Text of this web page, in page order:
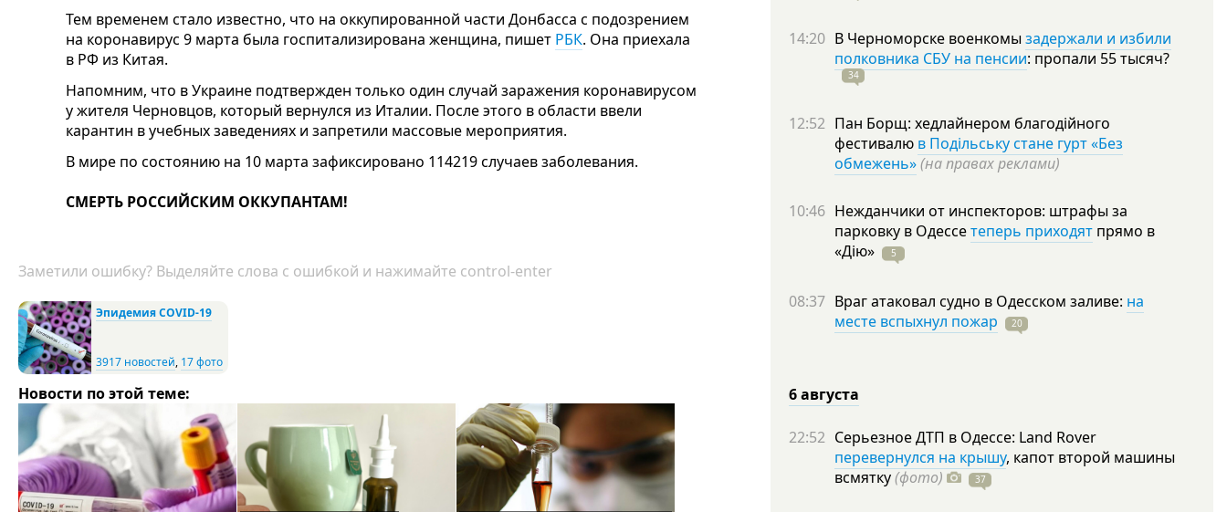
Тем временем стало известно, что на оккупированной части Донбасса с подозрением
на коронавирус 9 марта была госпитализирована женщина, пишет РБК. Она приехала
в РФ из Китая.
Напомним, что в Украине подтвержден только один случай заражения коронавирусом
у жителя Черновцов, который вернулся из Италии. После этого в области ввели
карантин в учебных заведениях и запретили массовые мероприятия.
В мире по состоянию на 10 марта зафиксировано 114219 случаев заболевания.
СМЕРТЬ РОССИЙСКИМ ОККУПАНТАМ!
Заметили ошибку? Выделяйте слова с ошибкой и нажимайте control-enter
Эпидемия COVID-19
3917 новостей, 17 фото
Новости по этой теме:
14:20 В Черноморске военкомы задержали и избили
полковника СБУ на пенсии: пропали 55тысяч?
34
12:52 Пан Борщ: хедлайнером благодійного
фестивалю в Подільську стане гурт «Без
обмежень»(на правах реклами)
10:46 Нежданчики от инспекторов: штрафы за
парковку в Одессетеперь приходят прямо в
«Дію»
5
08:37 Враг атаковал судно в Одесском заливе: на
месте вспыхнул пожар
20
6 августа
22:52 Серьезное ДТП в Одессе: Land Rover
перевернулся на крышу, капот второй машины
всмятку(фото) 37